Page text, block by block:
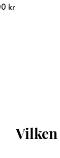
kr
kr